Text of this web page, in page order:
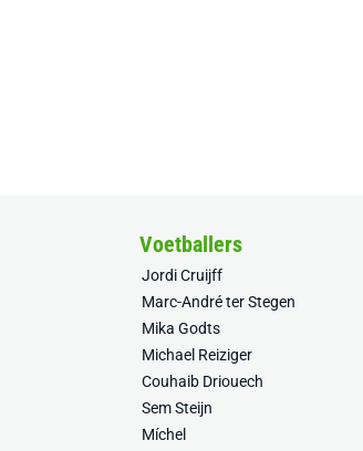
Voetballers
Jordi Cruijff
Marc-André ter Stegen
Mika Godts
Michael Reiziger
Couhaib Driouech
Sem Steijn
Míchel